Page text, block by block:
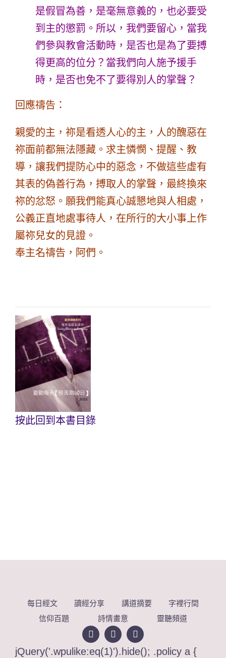
是假冒為善，是毫無意義的，也必要受
到主的懲罰。所以，我們要留心，當我
們參與教會活動時，是否也是為了要搏
得更高的位分？當我們向人施予援手
時，是否也免不了要得別人的掌聲？
回應禱告：
親愛的主，祢是看透人心的主，人的醜惡在
祢面前都無法隱藏。求主憐憫、提醒、教
導，讓我們提防心中的惡念，不做這些虛有
其表的偽善行為，搏取人的掌聲，最終換來
祢的忿怒。願我們能真心誠懇地與人相處，
公義正直地處事待人，在所行的大小事上作
屬祢兒女的見證。
奉主名禱告，阿們。
按此回到本書目錄
每日經文 讀經分享 講道摘要
字裡行間
信仰百題
詩情畫意 靈聽頻道
jQuery('.wpulike:eq(1)').hide(); .policy a {